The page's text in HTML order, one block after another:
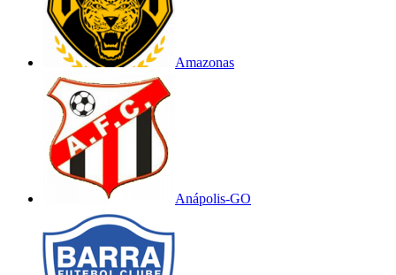
Amazonas
Anápolis-GO